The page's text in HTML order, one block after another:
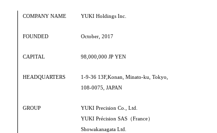
COMPANY NAME YUKI Holdings Inc.
FOUNDED October, 2017
CAPITAL 98,000,000 JP YEN
HEADQUARTERS
1-9-36 13F,Konan, Minato-ku, Tokyo,
108-0075, JAPAN
GROUP
YUKI Precision Co., Ltd.
YUKI Précision SAS（France）
Showakanagata Ltd.